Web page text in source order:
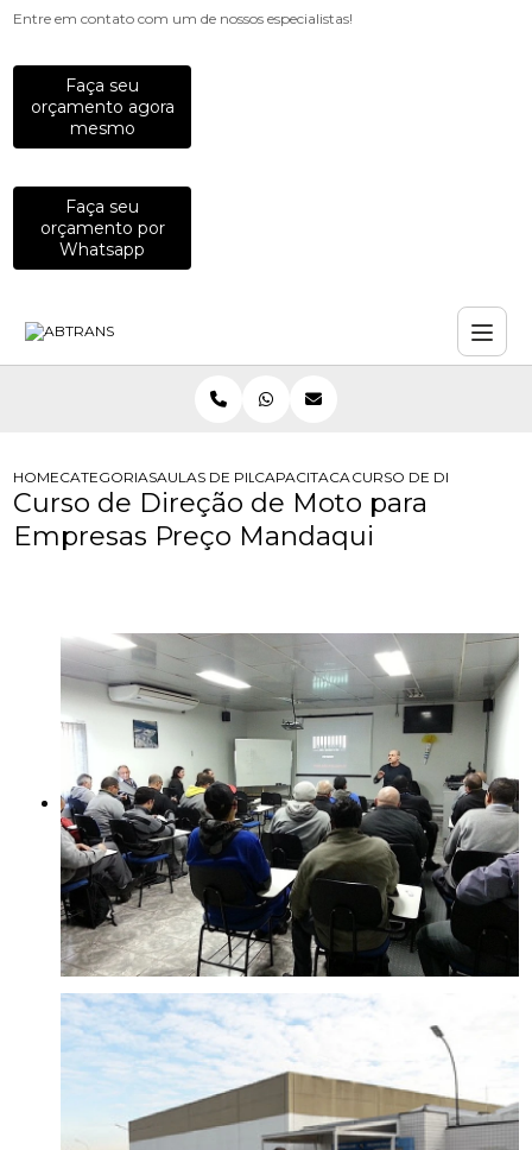
Entre em contato com um de nossos especialistas!
Faça seu
orçamento agora
mesmo
Faça seu
orçamento por
Whatsapp
HOMECATEGORIASAULAS DE PILOTAGEM PARA EMPRESAS
CAPACITACAO PARACURSO DE DIRECAO
Curso de Direção de Moto para
Empresas Preço Mandaqui